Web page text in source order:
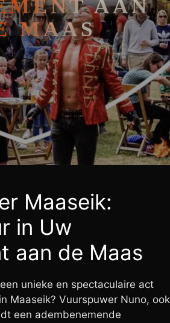
AAN
MAAS
Maaseik:
in Uw
aan de Maas
unieke en spectaculaire act
Maaseik? Vuurspuwer Nuno, ook
een adembenemende